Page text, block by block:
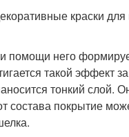
краски
помощи него
такой эффект
тонкий слой.
состава покрытие